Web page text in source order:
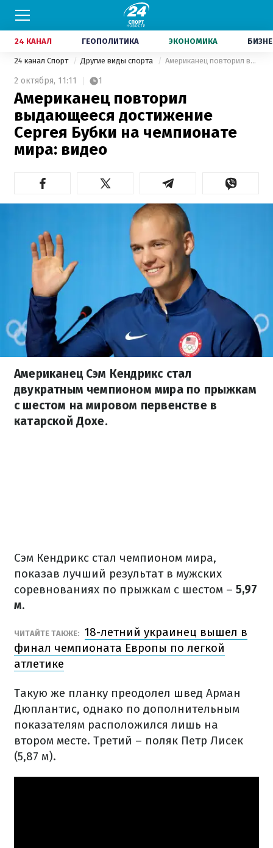
24 КАНАЛ ГЕОПОЛИТИКА ЭКОНОМИКА
24 канал Спорт Другие виды спорта Американец повторил выдающееся достижение Сергея Бубки на чемпионате мира: видео
2 октября, 11:11 1
Американец повторил
выдающееся достижение
Сергея Бубки на чемпионате
мира: видео
Американец Сэм Кендрикс стал
двукратным чемпионом мира по прыжкам
с шестом на мировом первенстве в
катарской Дохе.
Сэм Кендрикс стал чемпионом мира,
показав лучший результат в мужских
соревнованиях по прыжкам с шестом – 5,97
м.
ЧИТАЙТЕ ТАКЖЕ: 18-летний украинец вышел в
финал чемпионата Европы по легкой
атлетике
Такую же планку преодолел швед Арман
Дюплантис, однако по дополнительным
показателям расположился лишь на
втором месте. Третий – поляк Петр Лисек
(5,87 м).